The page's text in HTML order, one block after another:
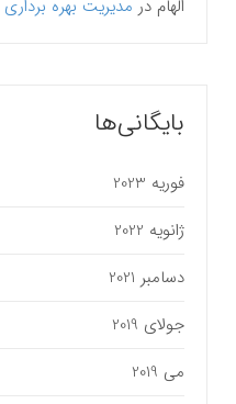
الهام در مدیریت بهره
بایگانی‌ها
فوریه 2023
ژانویه 2022
دسامبر 2021
جولای 2019
می 2019